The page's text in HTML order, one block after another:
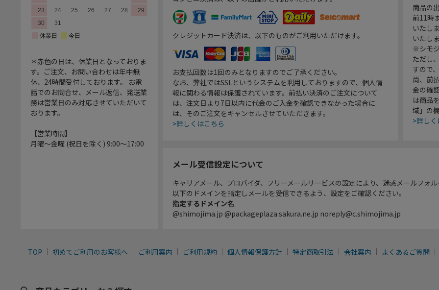
＊赤色の日は、休業日となっておりま
す。ご注文、お問い合わせは年中無
休、24時間受付しております。 お電
話でのお問合せ、メール返信、発送業
務は営業日のみ対応させていただいて
おります。
【営業時間】
月曜～金曜 (祝日を除く) 9:00～17:00
クレジットカード決済は、以下のものがご利用いただけます。
お支払回数は1回のみとなりますのでご了承ください。
なお、弊社ではSSLというシステムを利用しておりますので、個人情
報に関わる情報は保護されています。前払い決済のご注文について
は、注文日より7日以内に代金のご入金を確認できなかった場合に
は、そのご注文をキャンセルさせていただきます。
>詳しくはこちら
商品の
前11時
いたし
いたし
※シモ
ただし
すので
尚、前
金の確
は商品
域」の
>詳し
メール受信設定について
キャリアメール、プロバイダ、フリーメールサービスの設定により、迷惑メールフォ
以下のドメインを指定しメールを受信できるよう、設定をご確認ください。
指定するドメイン名
@shimojima.jp @packageplaza.sakura.ne.jp noreply@c.shimojima.jp
TOP 初めてご利用のお客様へ ご利用案内 ご利用規約 個人情報保護方針 特定商取引法 会社案内 よくあるご質問